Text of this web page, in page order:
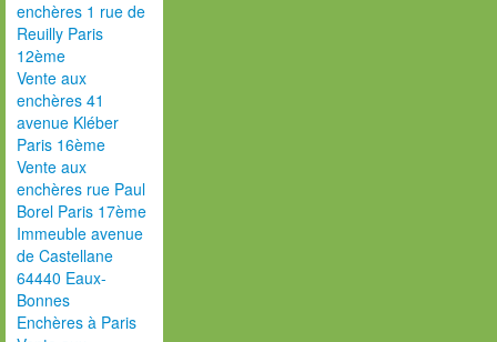
enchères 1 rue de
Reuilly Paris
12ème
Vente aux
enchères 41
avenue Kléber
Paris 16ème
Vente aux
enchères rue Paul
Borel Paris 17ème
Immeuble avenue
de Castellane
64440 Eaux-
Bonnes
Enchères à Paris